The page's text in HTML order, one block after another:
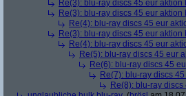
Re(3): blu-ray discs 45 eur aktion
Re(3): blu-ray discs 45 eur aktion
Re(4): blu-ray discs 45 eur
Re(3): blu-ray discs 45 eur aktion
Re(4): blu-ray discs 45 eur
Re(5): blu-ray discs 45 eur
Re(6): blu-ray discs 45
Re(7): blu-ray discs
Re(8): blu-ray